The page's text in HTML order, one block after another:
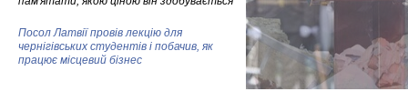
Посол Латвії провів лекцію для
чернігівських студентів і побачив, як
працює місцевий бізнес